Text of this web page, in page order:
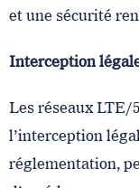
et une sécurité
Interception
Les réseaux LTE/
l’interception
réglementation,